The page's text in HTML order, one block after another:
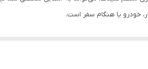
خودرو یا هنگام سفر است.